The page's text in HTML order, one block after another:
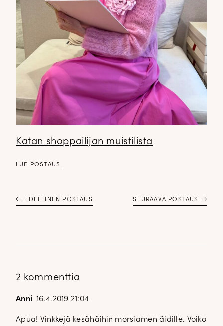
Katan shoppailijan muistilista
LUE POSTAUS
EDELLINEN POSTAUS SEURAAVA POSTAUS
2 kommenttia
Anni 16.4.2019 21:04
Apua! Vinkkejä kesähäihin morsiamen äidille. Voiko